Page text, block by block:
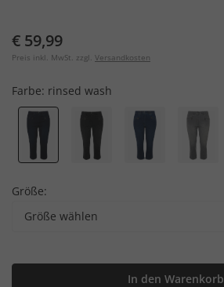
€ 59,99
Preis inkl. MwSt. zzgl. Versandkosten
Farbe: rinsed wash
Größe:
Größe wählen
In den Warenkorb